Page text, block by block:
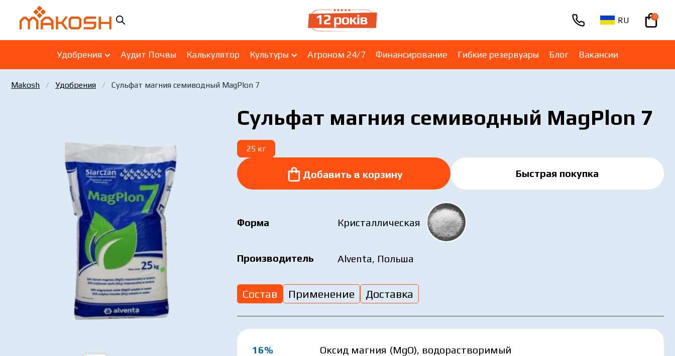
+380670001005
RU 0
Удобрения Аудит Почвы Калькулятор Культуры Агроном 24/7 Финансирование Гибкие резервуары Блог Вакансии
Makosh Удобрения Сульфат магния семиводный MagPlon 7
Сульфат магния семиводный MagPlon 7
25 кг
Добавить в корзину
Добавить в корзину
Быстрая покупка
Форма Кристаллическая
Производитель Alventa, Польша
Состав Применение Доставка
16% Оксид магния (MgO), водорастворимый
персональных данных.